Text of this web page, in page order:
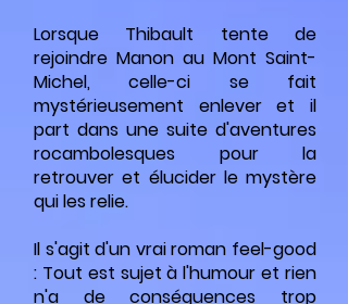
Lorsque Thibault tente de
rejoindre Manon au Mont Saint-
Michel, celle-ci se fait
mystérieusement enlever et il
part dans une suite d'aventures
rocambolesques pour la
retrouver et élucider le mystère
qui les relie.
Il s'agit d'un vrai roman feel-good
: Tout est sujet à l'humour et rien
n'a de conséquences trop